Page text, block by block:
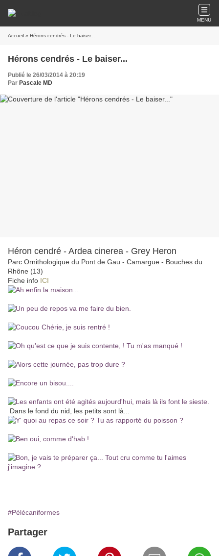
MENU
Accueil » Hérons cendrés - Le baiser...
Hérons cendrés - Le baiser...
Publié le 26/03/2014 à 20:19
Par Pascale MD
Héron cendré - Ardea cinerea - Grey Heron
Parc Ornithologique du Pont de Gau - Camargue - Bouches du
Rhône (13)
Fiche info ICI
Dans le fond du nid, les petits sont là...
#Pélécaniformes
Partager